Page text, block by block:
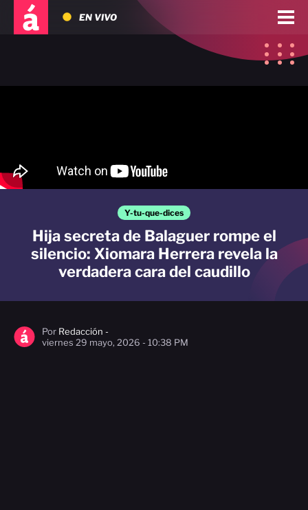
EN VIVO
Y-tu-que-dices
Hija secreta de Balaguer rompe el
silencio: Xiomara Herrera revela la
verdadera cara del caudillo
Por Redacción -
viernes 29 mayo, 2026 - 10:38 PM